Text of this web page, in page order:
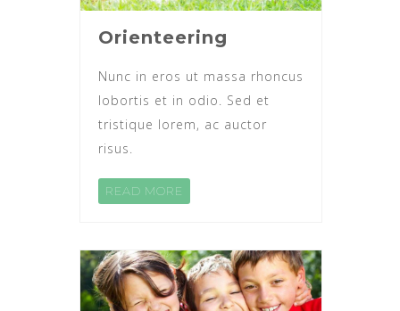
Orienteering
Nunc in eros ut massa rhoncus
lobortis et in odio. Sed et
tristique lorem, ac auctor
risus.
READ MORE